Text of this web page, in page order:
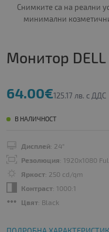
Снимките са на реални
минимални
Монитор DELL
64.00€125.17 лв. с ДДС
В НАЛИЧНОСТ
Дисплей: 24"
Резолюция: 1920x1080
Яркост: 250 cd/qm
Контраст: 1000:1
Цвят: Black